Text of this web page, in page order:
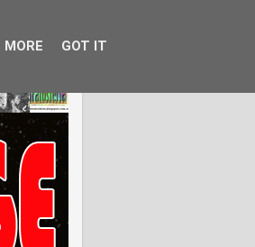
MORE GOT IT